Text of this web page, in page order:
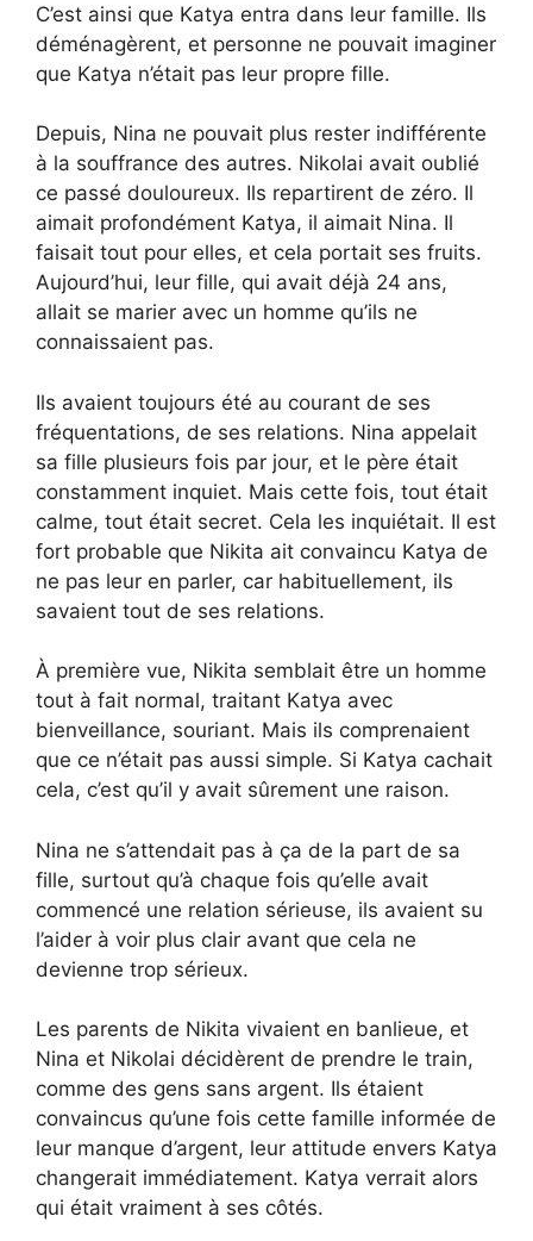
C’est ainsi que Katya entra dans leur famille. Ils
déménagèrent, et personne ne pouvait imaginer
que Katya n’était pas leur propre fille.
Depuis, Nina ne pouvait plus rester indifférente
à la souffrance des autres. Nikolai avait oublié
ce passé douloureux. Ils repartirent de zéro. Il
aimait profondément Katya, il aimait Nina. Il
faisait tout pour elles, et cela portait ses fruits.
Aujourd’hui, leur fille, qui avait déjà 24 ans,
allait se marier avec un homme qu’ils ne
connaissaient pas.
Ils avaient toujours été au courant de ses
fréquentations, de ses relations. Nina appelait
sa fille plusieurs fois par jour, et le père était
constamment inquiet. Mais cette fois, tout était
calme, tout était secret. Cela les inquiétait. Il est
fort probable que Nikita ait convaincu Katya de
ne pas leur en parler, car habituellement, ils
savaient tout de ses relations.
À première vue, Nikita semblait être un homme
tout à fait normal, traitant Katya avec
bienveillance, souriant. Mais ils comprenaient
que ce n’était pas aussi simple. Si Katya cachait
cela, c’est qu’il y avait sûrement une raison.
Nina ne s’attendait pas à ça de la part de sa
fille, surtout qu’à chaque fois qu’elle avait
commencé une relation sérieuse, ils avaient su
l’aider à voir plus clair avant que cela ne
devienne trop sérieux.
Les parents de Nikita vivaient en banlieue, et
Nina et Nikolai décidèrent de prendre le train,
comme des gens sans argent. Ils étaient
convaincus qu’une fois cette famille informée de
leur manque d’argent, leur attitude envers Katya
changerait immédiatement. Katya verrait alors
qui était vraiment à ses côtés.